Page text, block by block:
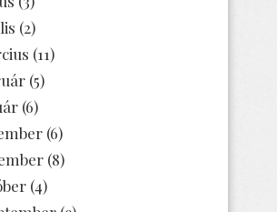
(2)
(11)
(5)
(6)
(6)
(8)
(4)